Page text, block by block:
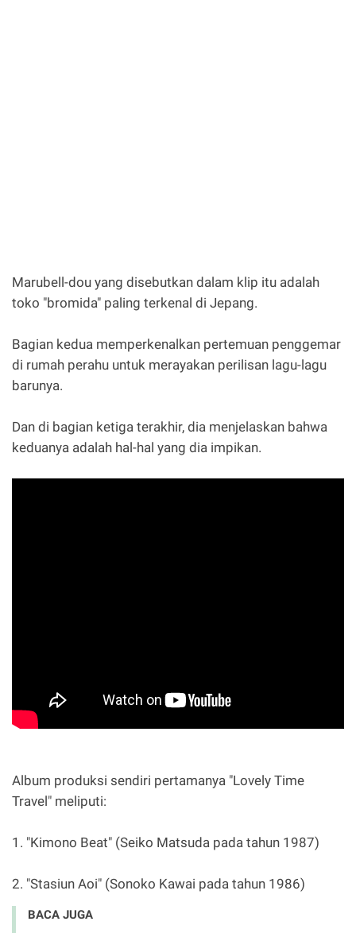
Marubell-dou yang disebutkan dalam klip itu adalah
toko "bromida" paling terkenal di Jepang.
Bagian kedua memperkenalkan pertemuan penggemar
di rumah perahu untuk merayakan perilisan lagu-lagu
barunya.
Dan di bagian ketiga terakhir, dia menjelaskan bahwa
keduanya adalah hal-hal yang dia impikan.
Album produksi sendiri pertamanya "Lovely Time
Travel" meliputi:
1. "Kimono Beat" (Seiko Matsuda pada tahun 1987)
2. "Stasiun Aoi" (Sonoko Kawai pada tahun 1986)
BACA JUGA